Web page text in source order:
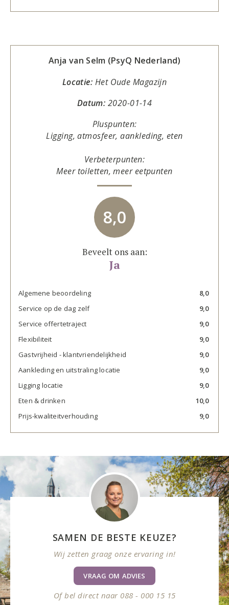
Anja van Selm (PsyQ Nederland)
Locatie: Het Oude Magazijn
Datum: 2020-01-14
Pluspunten:
Ligging, atmosfeer, aankleding, eten
Verbeterpunten:
Meer toiletten, meer eetpunten
8,0
Beveelt ons aan:
Ja
Algemene beoordeling
8,0
Service op de dag zelf
9,0
Service offertetraject
9,0
Flexibiliteit
9,0
Gastvrijheid - klantvriendelijkheid
9,0
Aankleding en uitstraling locatie
9,0
Ligging locatie
9,0
Eten & drinken
10,0
Prijs-kwaliteitverhouding
9,0
SAMEN DE BESTE KEUZE?
Wij zetten graag onze ervaring in!
VRAAG OM ADVIES
Of bel direct naar 088 - 000 15 15